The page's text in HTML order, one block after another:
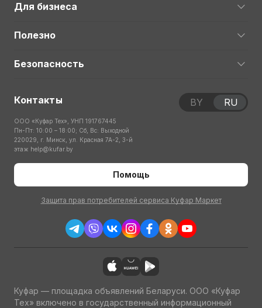
Для бизнеса
Полезно
Безопасность
Контакты
ООО «Куфар Тех», УНП 191767445
Пн-Пт: 10:00 – 18:00; Сб, Вс: Выходной
220029, г. Минск, ул. Красная 7А-2, 3-й
этаж help@kufar.by
Помощь
Защита прав потребителей сервиса Куфар Маркет
BY RU
Куфар — площадка объявлений Беларуси. ООО «Куфар
Тех» включено в государственный информационный